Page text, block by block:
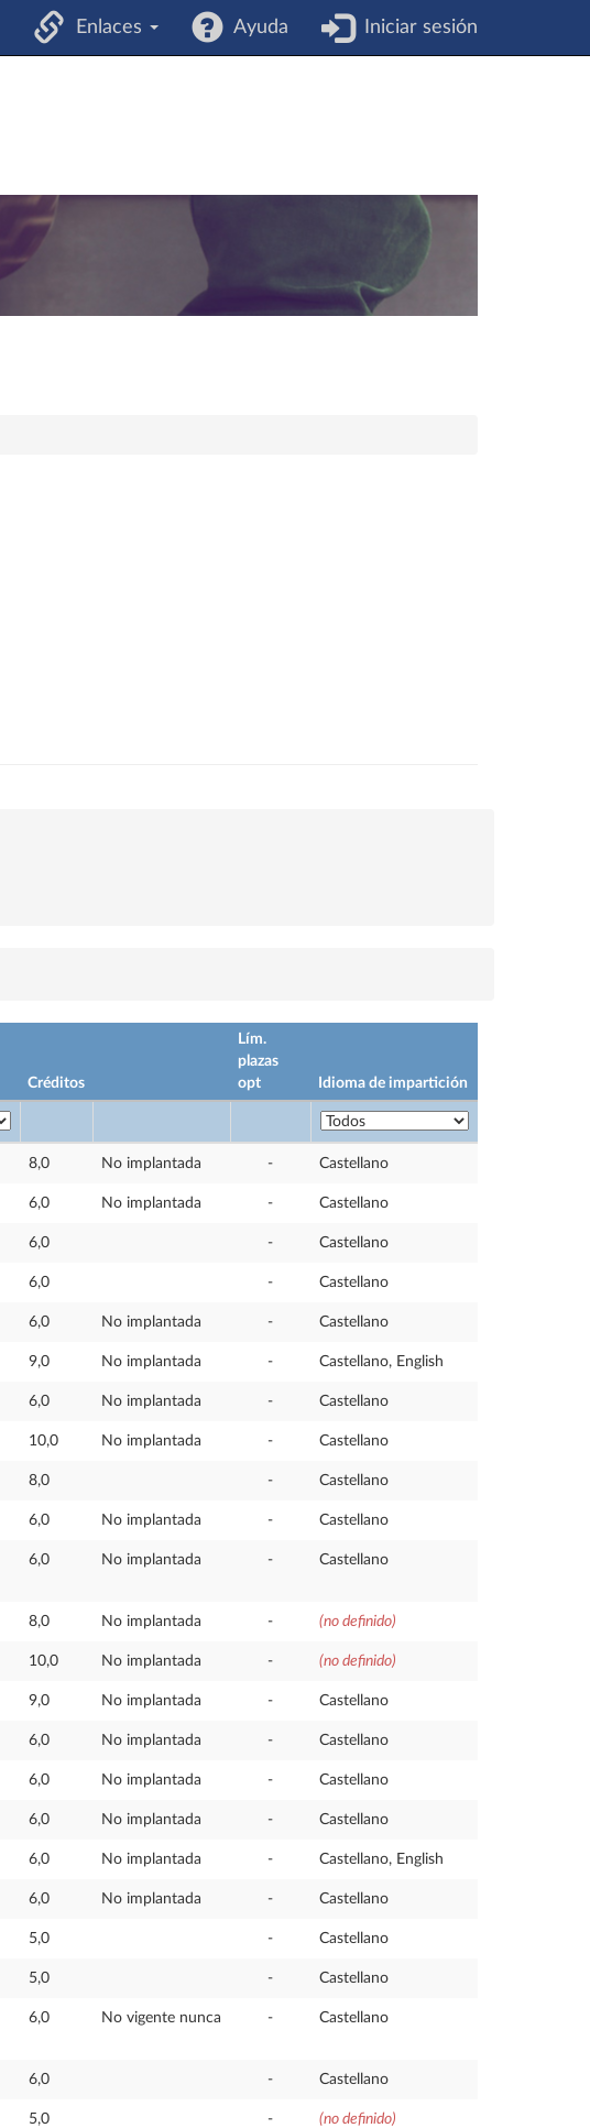
Enlaces Ayuda Iniciar sesión
Créditos
Lím.
plazas
opt
Idioma de impartición
8,0 No implantada - Castellano
6,0 No implantada - Castellano
6,0 - Castellano
6,0 - Castellano
6,0 No implantada - Castellano
9,0 No implantada - Castellano, English
6,0 No implantada - Castellano
10,0 No implantada - Castellano
8,0 - Castellano
6,0 No implantada - Castellano
6,0 No implantada - Castellano
8,0 No implantada - (no definido)
10,0 No implantada - (no definido)
9,0 No implantada - Castellano
6,0 No implantada - Castellano
6,0 No implantada - Castellano
6,0 No implantada - Castellano
6,0 No implantada - Castellano, English
6,0 No implantada - Castellano
5,0 - Castellano
5,0 - Castellano
6,0 No vigente nunca - Castellano
6,0 - Castellano
5,0 - (no definido)